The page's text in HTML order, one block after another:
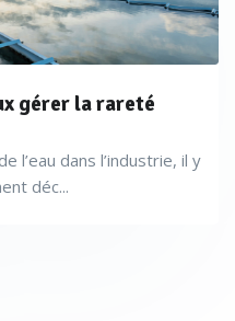
gérer la rareté
l’eau dans l’industrie, il y
déc...